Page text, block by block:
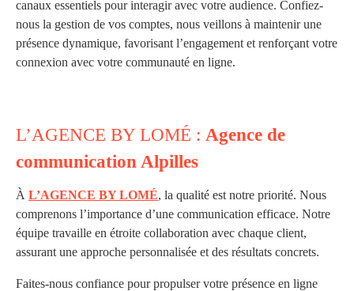
canaux essentiels pour interagir avec votre audience. Confiez-
nous la gestion de vos comptes, nous veillons à maintenir une
présence dynamique, favorisant l’engagement et renforçant votre
connexion avec votre communauté en ligne.
L’AGENCE BY LOMÉ : Agence de
communication Alpilles
À L’AGENCE BY LOMÉ, la qualité est notre priorité. Nous
comprenons l’importance d’une communication efficace. Notre
équipe travaille en étroite collaboration avec chaque client,
assurant une approche personnalisée et des résultats concrets.
Faites-nous confiance pour propulser votre présence en ligne